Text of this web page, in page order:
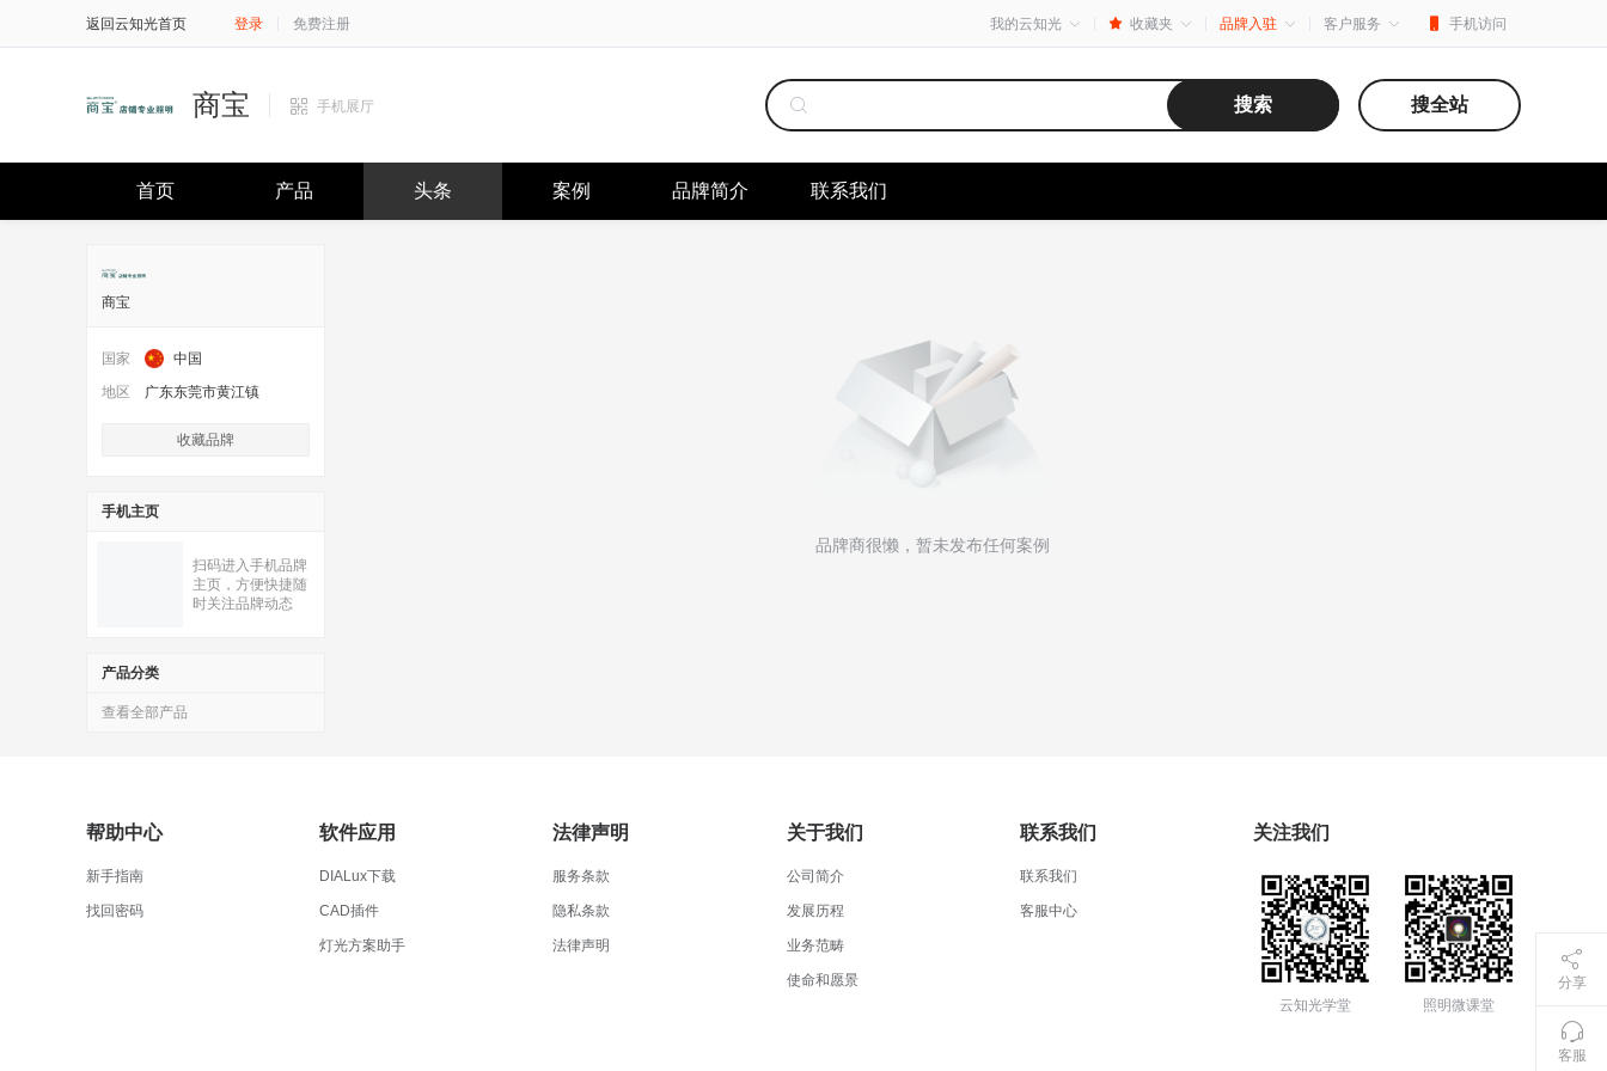
返回云知光首页 登录 免费注册 我的云知光 收藏夹 品牌入驻 客户服务 手机访问
商宝 手机展厅 搜索 搜全站
首页 产品 头条 案例 品牌简介 联系我们
商宝
国家
中国
地区
广东东莞市黄江镇
收藏品牌
手机主页
扫码进入手机品牌
主页，方便快捷随
时关注品牌动态
产品分类
查看全部产品
品牌商很懒，暂未发布任何案例
分享
客服
帮助中心
新手指南
找回密码
软件应用
DIALux下载
CAD插件
灯光方案助手
法律声明
服务条款
隐私条款
法律声明
关于我们
公司简介
发展历程
业务范畴
使命和愿景
联系我们
联系我们
客服中心
关注我们
云知光学堂 照明微课堂